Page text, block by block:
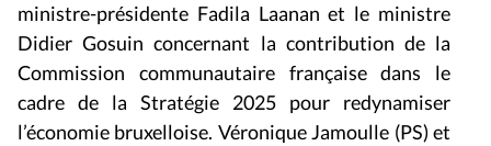
ministre-présidente Fadila Laanan et le ministre
Didier Gosuin concernant la contribution de la
Commission communautaire française dans le
cadre de la Stratégie 2025 pour redynamiser
l’économie bruxelloise. Véronique Jamoulle (PS) et